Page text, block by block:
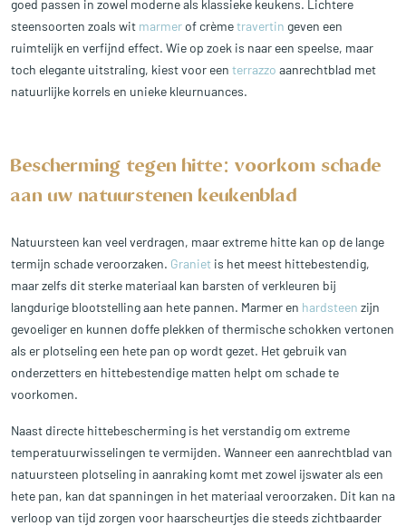
goed passen in zowel moderne als klassieke keukens. Lichtere
steensoorten zoals wit marmerof crèmetravertin geven een
ruimtelijk en verfijnd effect. Wie op zoek is naar een speelse, maar
toch elegante uitstraling, kiest voor een terrazzo aanrechtblad met
natuurlijke korrels en unieke kleurnuances.
Bescherming tegen hitte: voorkom schade
aan uw natuurstenen keukenblad
Natuursteen kan veel verdragen, maar extreme hitte kan op de lange
termijn schade veroorzaken. Graniet is het meest hittebestendig,
maar zelfs dit sterke materiaal kan barsten of verkleuren bij
langdurige blootstelling aan hete pannen. Marmer en hardsteen zijn
gevoeliger en kunnen doffe plekken of thermische schokken vertonen
als er plotseling een hete pan op wordt gezet. Het gebruik van
onderzetters en hittebestendige matten helpt om schade te
voorkomen.
Naast directe hittebescherming is het verstandig om extreme
temperatuurwisselingen te vermijden. Wanneer een aanrechtblad van
natuursteen plotseling in aanraking komt met zowel ijswater als een
hete pan, kan dat spanningen in het materiaal veroorzaken. Dit kan na
verloop van tijd zorgen voor haarscheurtjes die steeds zichtbaarder